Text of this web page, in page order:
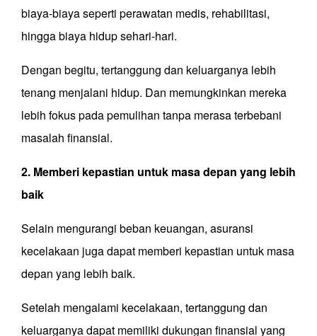
biaya-biaya seperti perawatan medis, rehabilitasi,
hingga biaya hidup sehari-hari.
Dengan begitu, tertanggung dan keluarganya lebih
tenang menjalani hidup. Dan memungkinkan mereka
lebih fokus pada pemulihan tanpa merasa terbebani
masalah finansial.
2. Memberi kepastian untuk masa depan yang lebih
baik
Selain mengurangi beban keuangan, asuransi
kecelakaan juga dapat memberi kepastian untuk masa
depan yang lebih baik.
Setelah mengalami kecelakaan, tertanggung dan
keluarganya dapat memiliki dukungan finansial yang